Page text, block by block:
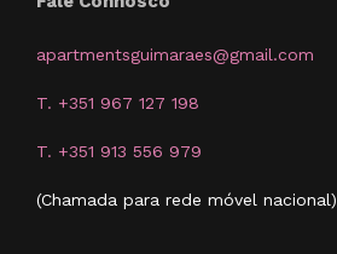
apartmentsguimaraes@gmail.com
T. +351 967 127 198
T. +351 913 556 979
(Chamada para rede móvel nacional)